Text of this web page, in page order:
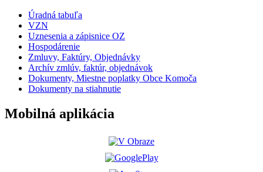
Úradná tabuľa
VZN
Uznesenia a zápisnice OZ
Hospodárenie
Zmluvy, Faktúry, Objednávky
Archív zmlúv, faktúr, objednávok
Dokumenty, Miestne poplatky Obce Komoča
Dokumenty na stiahnutie
Mobilná aplikácia